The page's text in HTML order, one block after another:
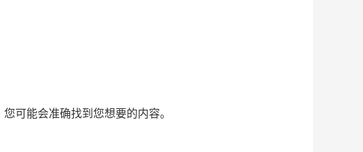
可能会准确找到您想要的内容。